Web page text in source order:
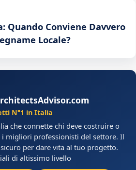
Quando Conviene Davvero
Locale?
N°1 in Italia
che connette chi deve costruire o
migliori professionisti del settore. Il
per dare vita al tuo progetto.
di altissimo livello